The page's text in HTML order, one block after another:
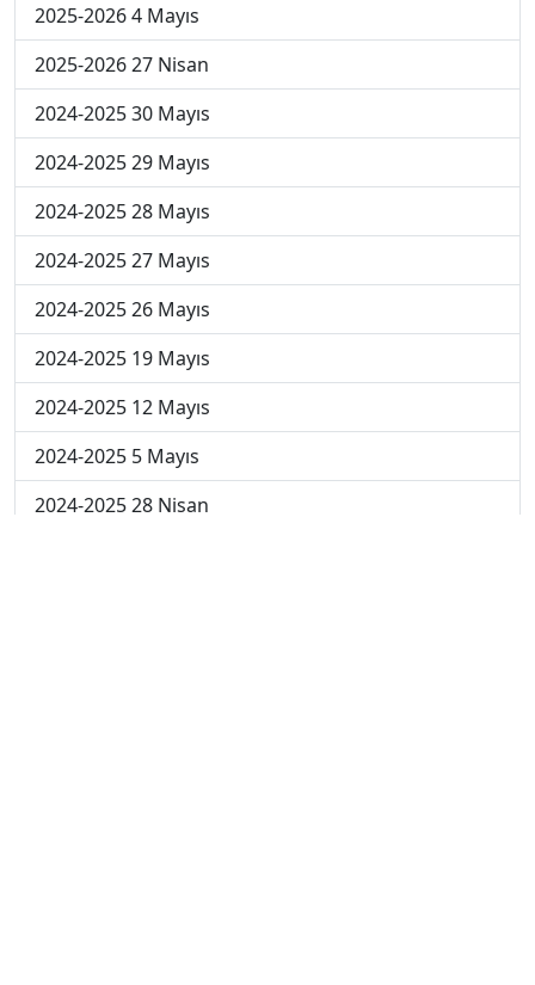
2025-2026 4 Mayıs
2025-2026 27 Nisan
2024-2025 30 Mayıs
2024-2025 29 Mayıs
2024-2025 28 Mayıs
2024-2025 27 Mayıs
2024-2025 26 Mayıs
2024-2025 19 Mayıs
2024-2025 12 Mayıs
2024-2025 5 Mayıs
2024-2025 28 Nisan